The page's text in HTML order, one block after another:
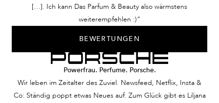
Damen lassen Sie diese
[…]. Ich kann Das Parfum & Beauty also wärmstens
weiterempfehlen :)“
BEWERTUNGEN
Powerfrau. Perfume. Porsche.
Wir leben im Zeitalter des Zuviel. Newsfeed, Netflix, Insta &
Co: Ständig poppt etwas Neues auf. Zum Glück gibt es Liljana